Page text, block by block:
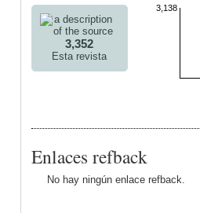
3,352
Esta revista
3,138
Enlaces refback
No hay ningún enlace refback.